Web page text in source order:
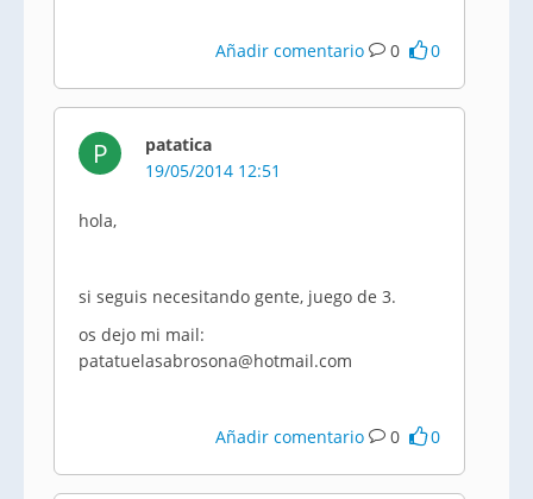
Añadir comentario 0 0
P
patatica
19/05/2014 12:51
hola,
si seguis necesitando gente, juego de 3.
os dejo mi mail:
patatuelasabrosona@hotmail.com
Añadir comentario 0 0